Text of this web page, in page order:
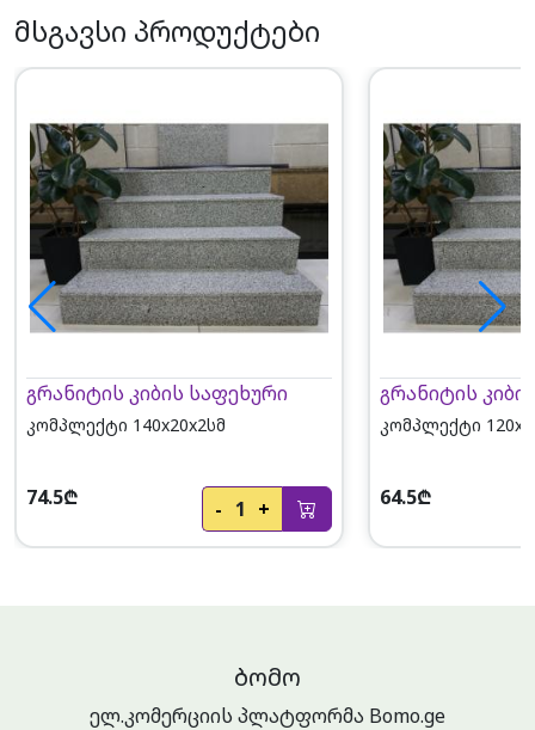
მსგავსი პროდუქტები
გრანიტის კიბის საფეხური
კომპლექტი 140x20x2სმ
74.5₾ - 1 +
გრანიტის
კომპლექტი
64.5₾
ᲑᲝᲛᲝ
ელ.კომერციის პლატფორმა Bomo.ge